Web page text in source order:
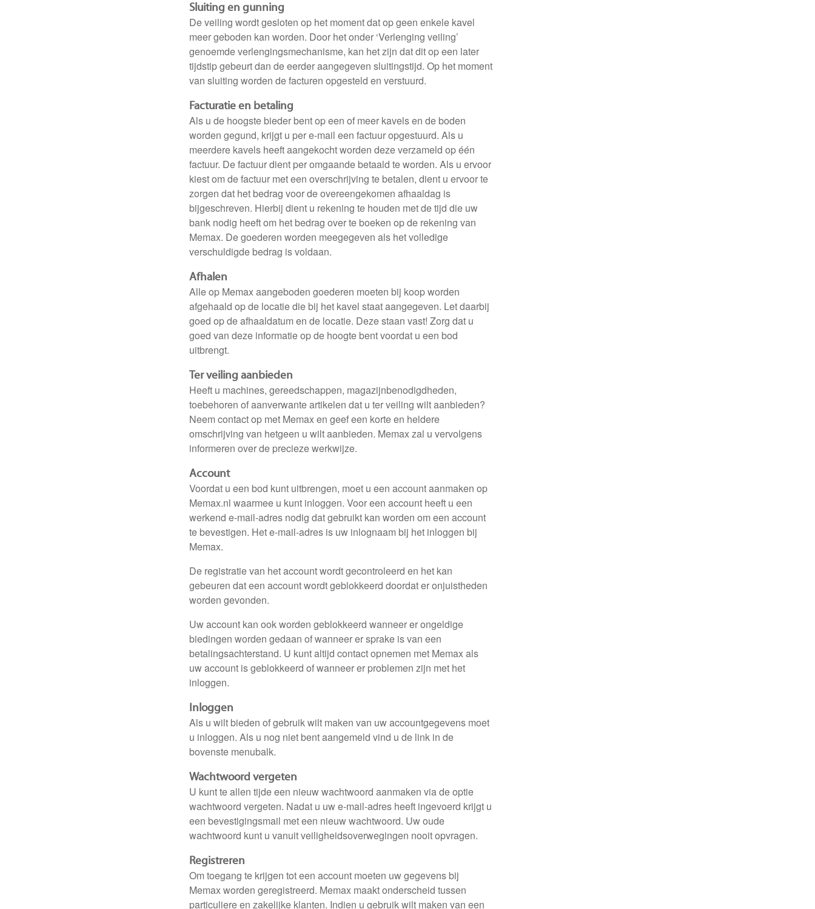
Sluiting en gunning
De veiling wordt gesloten op het moment dat op geen enkele kavel
meer geboden kan worden. Door het onder ‘Verlenging veiling’
genoemde verlengingsmechanisme, kan het zijn dat dit op een later
tijdstip gebeurt dan de eerder aangegeven sluitingstijd. Op het moment
van sluiting worden de facturen opgesteld en verstuurd.
Facturatie en betaling
Als u de hoogste bieder bent op een of meer kavels en de boden
worden gegund, krijgt u per e-mail een factuur opgestuurd. Als u
meerdere kavels heeft aangekocht worden deze verzameld op één
factuur. De factuur dient per omgaande betaald te worden. Als u ervoor
kiest om de factuur met een overschrijving te betalen, dient u ervoor te
zorgen dat het bedrag voor de overeengekomen afhaaldag is
bijgeschreven. Hierbij dient u rekening te houden met de tijd die uw
bank nodig heeft om het bedrag over te boeken op de rekening van
Memax. De goederen worden meegegeven als het volledige
verschuldigde bedrag is voldaan.
Afhalen
Alle op Memax aangeboden goederen moeten bij koop worden
afgehaald op de locatie die bij het kavel staat aangegeven. Let daarbij
goed op de afhaaldatum en de locatie. Deze staan vast! Zorg dat u
goed van deze informatie op de hoogte bent voordat u een bod
uitbrengt.
Ter veiling aanbieden
Heeft u machines, gereedschappen, magazijnbenodigdheden,
toebehoren of aanverwante artikelen dat u ter veiling wilt aanbieden?
Neem contact op met Memax en geef een korte en heldere
omschrijving van hetgeen u wilt aanbieden. Memax zal u vervolgens
informeren over de precieze werkwijze.
Account
Voordat u een bod kunt uitbrengen, moet u een account aanmaken op
Memax.nl waarmee u kunt inloggen. Voor een account heeft u een
werkend e-mail-adres nodig dat gebruikt kan worden om een account
te bevestigen. Het e-mail-adres is uw inlognaam bij het inloggen bij
Memax.
De registratie van het account wordt gecontroleerd en het kan
gebeuren dat een account wordt geblokkeerd doordat er onjuistheden
worden gevonden.
Uw account kan ook worden geblokkeerd wanneer er ongeldige
biedingen worden gedaan of wanneer er sprake is van een
betalingsachterstand. U kunt altijd contact opnemen met Memax als
uw account is geblokkeerd of wanneer er problemen zijn met het
inloggen.
Inloggen
Als u wilt bieden of gebruik wilt maken van uw accountgegevens moet
u inloggen. Als u nog niet bent aangemeld vind u de link in de
bovenste menubalk.
Wachtwoord vergeten
U kunt te allen tijde een nieuw wachtwoord aanmaken via de optie
wachtwoord vergeten. Nadat u uw e-mail-adres heeft ingevoerd krijgt u
een bevestigingsmail met een nieuw wachtwoord. Uw oude
wachtwoord kunt u vanuit veiligheidsoverwegingen nooit opvragen.
Registreren
Om toegang te krijgen tot een account moeten uw gegevens bij
Memax worden geregistreerd. Memax maakt onderscheid tussen
particuliere en zakelijke klanten. Indien u gebruik wilt maken van een